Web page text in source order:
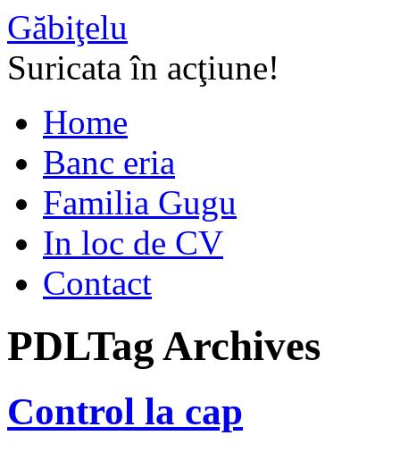
Găbiţelu
Suricata în acţiune!
Home
Banc eria
Familia Gugu
In loc de CV
Contact
PDLTag Archives
Control la cap